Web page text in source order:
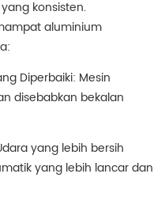
konsisten.
aluminium
Diperbaiki: Mesin
disebabkan bekalan
yang lebih bersih
yang lebih lancar dan